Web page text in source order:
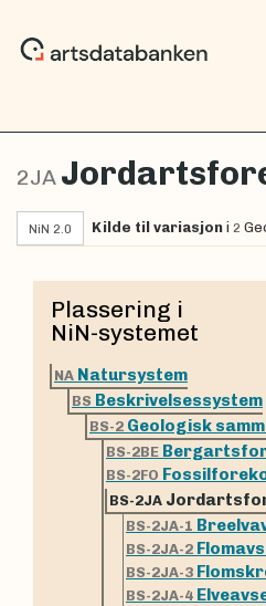
2JA
NiN 2.0 Kilde til variasjon i 2
Plassering i
NiN-systemet
NA Natursystem
BS Beskrivelsessystem
BS-2 Geologisk
BS-2BE
BS-2FO
BS-2JA
BS-2JA-1
BS-2JA-2
BS-2JA-3
BS-2JA-4